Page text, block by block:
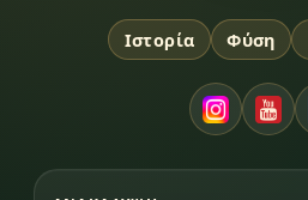
Ιστορία Φύση